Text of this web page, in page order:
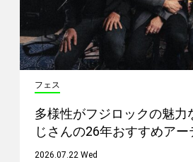
フェス
多様性がフジロックの魅力
じさんの26年おすすめアー
2026.07.22 Wed